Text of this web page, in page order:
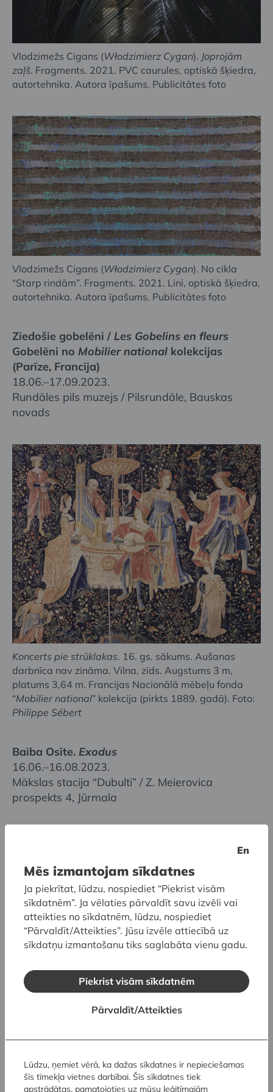
Vlodzimežs Cigans (Włodzimierz Cygan). Joprojām
zaļš. Fragments. 2021. PVC caurules, optiskā šķiedra,
autortehnika. Autora īpašums. Publicitātes foto
Vlodzimežs Cigans (Włodzimierz Cygan). No cikla
“Starp rindām”. Fragments. 2021. Lini, optiskā šķiedra,
autortehnika. Autora īpašums. Publicitātes foto
Ziedošie gobelēni / Les Gobelins en fleurs
Gobelēni no Mobilier national kolekcijas
(Parīze, Francija)
18.06.–17.09.2023.
Rundāles pils muzejs / Pilsrundāle, Bauskas
novads
Koncerts pie strūklakas. 16. gs. sākums. Aušanas
darbnīca nav zināma. Vilna, zīds. Augstums 3 m,
platums 3,64 m. Francijas Nacionālā mēbeļu fonda
“Mobilier national” kolekcija (pirkts 1889. gadā). Foto:
Philippe Sébert
Baiba Osīte. Exodus
16.06.–16.08.2023.
Mākslas stacija “Dubulti” / Z. Meierovica
prospekts 4, Jūrmala
. 1993. Lini, kokvilna, koks,
Egils Rozenbergs. Gobelēni
13.05.–01.10.2023
En
Mēs izmantojam sīkdatnes
Ja piekrītat, lūdzu, nospiediet “Piekrist visām
sīkdatnēm”. Ja vēlaties pārvaldīt savu izvēli vai
atteikties no sīkdatnēm, lūdzu, nospiediet
“Pārvaldīt/Atteikties”. Jūsu izvēle attiecībā uz
sīkdatņu izmantošanu tiks saglabāta vienu gadu.
Piekrist visām sīkdatnēm
Pārvaldīt/Atteikties
Lūdzu, ņemiet vērā, ka dažas sīkdatnes ir nepieciešamas
šīs tīmekļa vietnes darbībai. Šīs sīkdatnes tiek
apstrādātas, pamatojoties uz mūsu leģitīmajām